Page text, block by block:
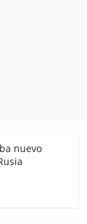
nuevo